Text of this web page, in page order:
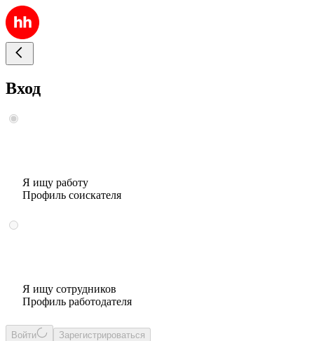
Вход
Я ищу работу
Профиль соискателя
Я ищу сотрудников
Профиль работодателя
Войти Зарегистрироваться